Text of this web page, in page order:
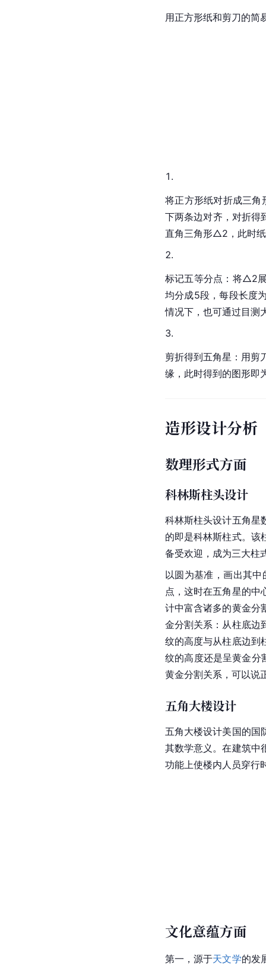
用正方形纸和剪刀的简
将正方形纸对折成三角
下两条边对齐，对折
直角三角形△2，此时
标记五等分点：将△2
均分成5段，每段长度
情况下，也可通过目测
剪折得到五角星：用剪
缘，此时得到的图形即
造形设计分析
数理形式方面
科林斯柱头设计
科林斯柱头设计五角星
的即是科林斯柱式。该
备受欢迎，成为三大柱
以圆为基准，画出其中
点，这时在五角星的
计中富含诸多的黄金分
金分割关系：从柱底边
纹的高度与从柱底边到
纹的高度还是呈黄金
黄金分割关系，可以说
五角大楼设计
五角大楼设计美国的国
其数学意义。在建筑中
功能上使楼内人员穿行
文化意蕴方面
第一，源于天文学的发